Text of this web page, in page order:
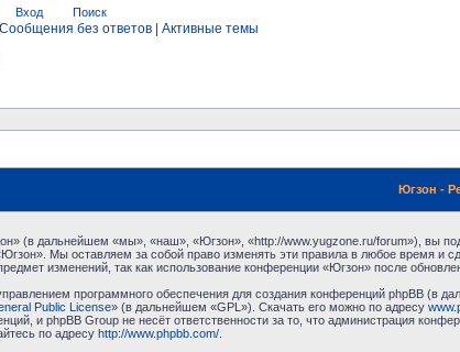
Вход Поиск
Сообщения без ответов Активные темы
Югзон -
(в дальнейшем «мы», «наш», «Югзон», «http://www.yugzone.ru/forum»), вы
Мы оставляем за собой право изменять эти правила в любое время
изменений, так как использование конференции «Югзон» после
программного обеспечения для создания конференций phpBB (в
Public License» (в дальнейшем «GPL»). Скачать его можно по адресу
и phpBB Group не несёт ответственности за то, что администрация
по адресу http://www.phpbb.com/.